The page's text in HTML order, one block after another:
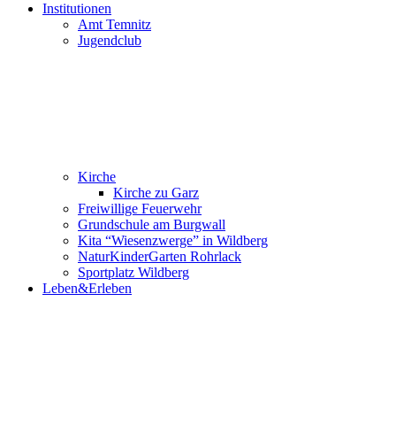
Institutionen
Amt Temnitz
Jugendclub
Kirche
Kirche zu Garz
Freiwillige Feuerwehr
Grundschule am Burgwall
Kita “Wiesenzwerge” in Wildberg
NaturKinderGarten Rohrlack
Sportplatz Wildberg
Leben&Erleben